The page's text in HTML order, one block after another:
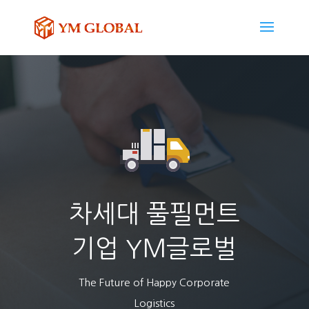
차세대 풀필먼트
기업 YM글로벌
The Future of Happy Corporate
Logistics